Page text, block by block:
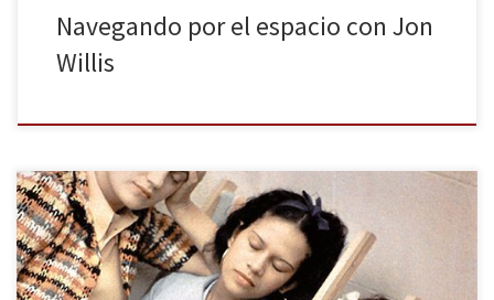
Navegando por el espacio con Jon
Willis
Para mantener viva la memoria de Leonora Carrington, la editorial
Alpha Decay nos trae Memorias de abajo. La obra es un breve